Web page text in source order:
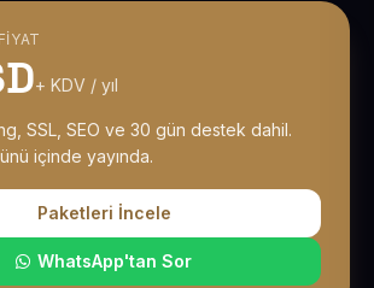
+ KDV / yıl
SSL, SEO ve 30 gün destek dahil.
içinde yayında.
Paketleri İncele
WhatsApp'tan Sor